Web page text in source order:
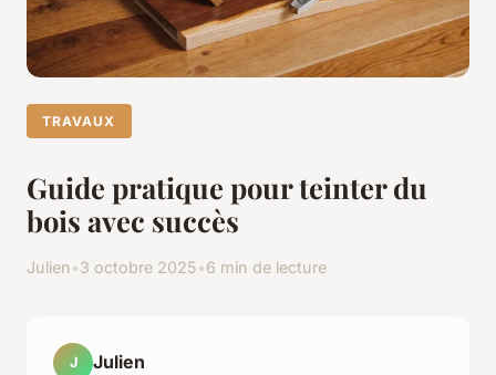
TRAVAUX
Guide pratique pour teinter du
bois avec succès
Julien•3 octobre 2025•6 min de lecture
J Julien